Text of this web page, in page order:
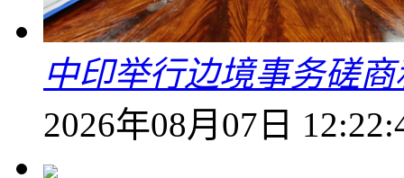
中印举行边境事务磋
2026年08月07日